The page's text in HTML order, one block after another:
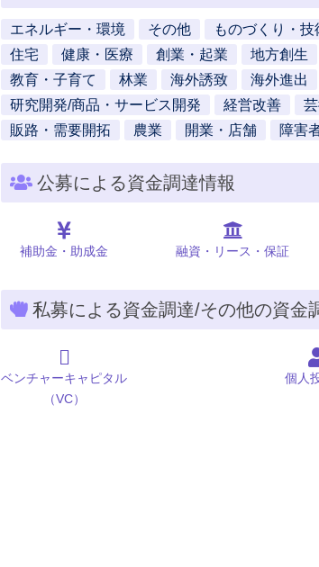
エネルギー・環境 その他 ものづくり・技
住宅
健康・医療 創業・起業 地方創生
教育・子育て
林業 海外誘致 海外進出
研究開発/商品・サービス開発
経営改善
販路・需要開拓
農業 開業・店舗 障害
公募による資金調達情報
補助金・助成金 融資・リース・保証
私募による資金調達/その他の資金
ベンチャーキャピタル
（VC）
個人